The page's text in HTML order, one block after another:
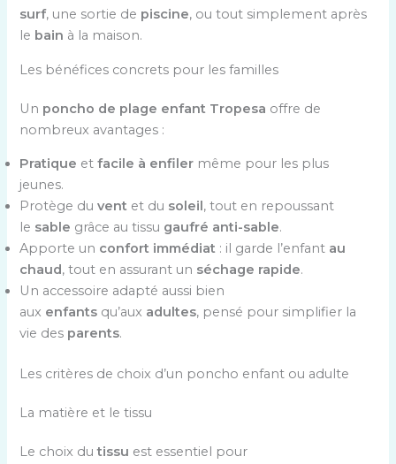
surf, une sortie de piscine, ou tout simplement après
le bain à la maison.
Les bénéfices concrets pour les familles
Un poncho de plage enfant Tropesa offre de
nombreux avantages :
Pratique etfacile à enfiler même pour les plus
jeunes.
Protège duvent et du soleil, tout en repoussant
le sable grâce au tissu gaufré anti-sable.
Apporte un confort immédiat : il garde l’enfant au
chaud, tout en assurant un séchage rapide.
Un accessoire adapté aussi bien
aux enfants qu’aux adultes, pensé pour simplifier la
vie des parents.
Les critères de choix d’un poncho enfant ou adulte
La matière et le tissu
Le choix dutissu est essentiel pour